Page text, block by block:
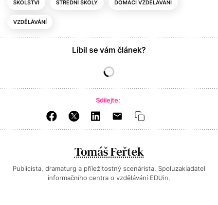
ŠKOLSTVÍ STŘEDNÍ ŠKOLY DOMÁCÍ VZDĚLÁVÁNÍ
VZDĚLÁVÁNÍ
Líbil se vám článek?
Sdílejte:
Tomáš Feřtek
Publicista, dramaturg a příležitostný scenárista. Spoluzakladatel
informačního centra o vzdělávání EDUin.